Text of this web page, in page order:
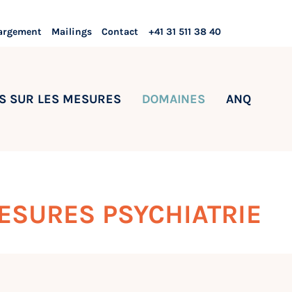
Mailings Contact +41 31 511 38 40
SUR LES MESURES DOMAINES ANQ
PSYCHIATRIE